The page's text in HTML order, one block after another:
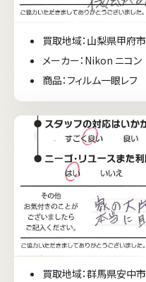
買取地域：山梨県甲府市
メーカー：Nikon ニコン
商品：フィルム一眼レフ
買取地域：群馬県安中市